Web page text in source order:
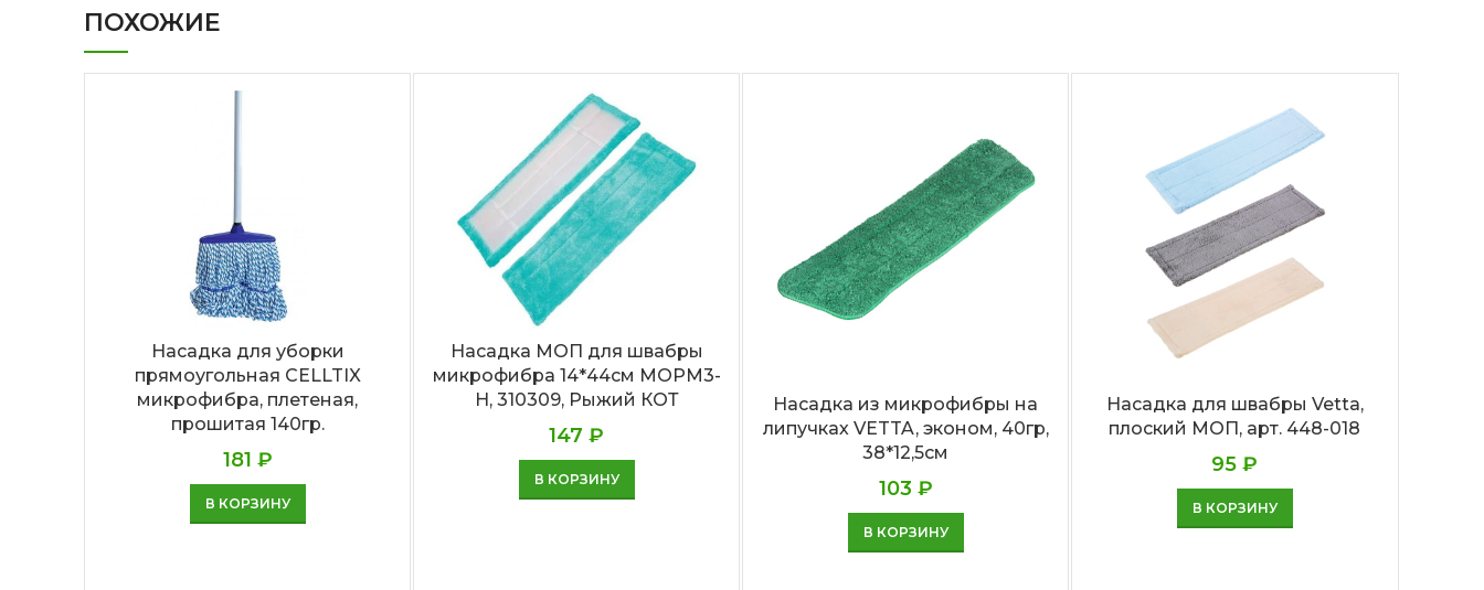
ПОХОЖИЕ
Насадка для уборки
прямоугольная CELLTIX
микрофибра, плетеная,
прошитая 140гр.
181 ₽
В КОРЗИНУ
Насадка МОП для швабры
микрофибра 14*44см MOPM3-
H, 310309, Рыжий КОТ
147₽
В КОРЗИНУ
Насадка из микрофибры на
липучках VETTA, эконом, 40гр,
38*12,5см
103 ₽
В КОРЗИНУ
Насадка для швабры Vetta,
плоский МОП, арт. 448-018
95₽
В КОРЗИНУ